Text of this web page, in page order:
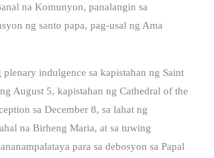
na Komunyon, panalangin sa
ng santo papa, pag-usal ng Ama
indulgence sa kapistahan ng Saint
August 5, kapistahan ng Cathedral of the
sa December 8, sa lahat ng
na Birheng Maria, at sa tuwing
para sa debosyon sa Papal